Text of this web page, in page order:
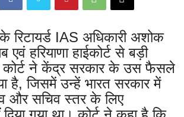
रिटायर्ड IAS अधिकारी अशोक
हरियाणा हाईकोर्ट से बड़ी
कोर्ट ने केंद्र सरकार के उस फैसले
है, जिसमें उन्हें भारत सरकार में
और सचिव स्तर के लिए